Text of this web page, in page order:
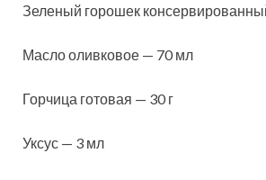
Зеленый горошек
Масло оливковое — 70 мл
Горчица готовая — 30 г
Уксус — 3 мл